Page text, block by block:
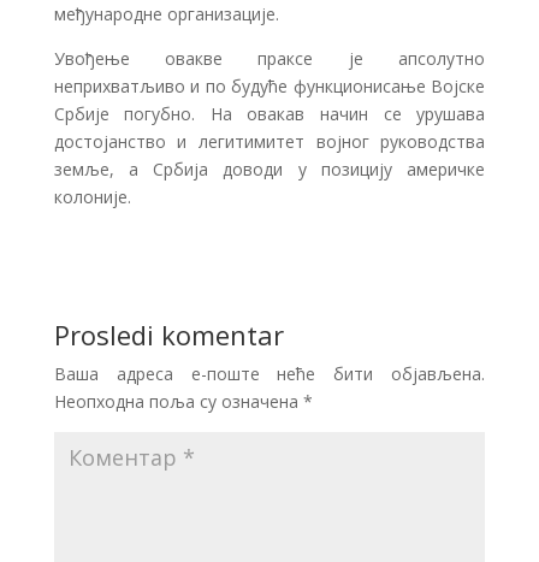
међународне организације.
Увођење овакве праксе је апсолутно
неприхватљиво и по будуће функционисање Војске
Србије погубно. На овакав начин се урушава
достојанство и легитимитет војног руководства
земље, а Србија доводи у позицију америчке
колоније.
Prosledi komentar
Ваша адреса е-поште неће бити објављена.
Неопходна поља су означена *